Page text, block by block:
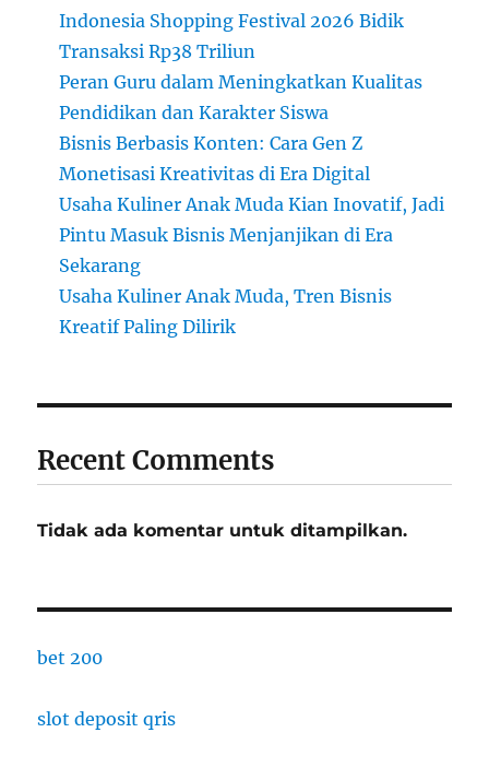
Indonesia Shopping Festival 2026 Bidik
Transaksi Rp38 Triliun
Peran Guru dalam Meningkatkan Kualitas
Pendidikan dan Karakter Siswa
Bisnis Berbasis Konten: Cara Gen Z
Monetisasi Kreativitas di Era Digital
Usaha Kuliner Anak Muda Kian Inovatif, Jadi
Pintu Masuk Bisnis Menjanjikan di Era
Sekarang
Usaha Kuliner Anak Muda, Tren Bisnis
Kreatif Paling Dilirik
Recent Comments
Tidak ada komentar untuk ditampilkan.
bet 200
slot deposit qris